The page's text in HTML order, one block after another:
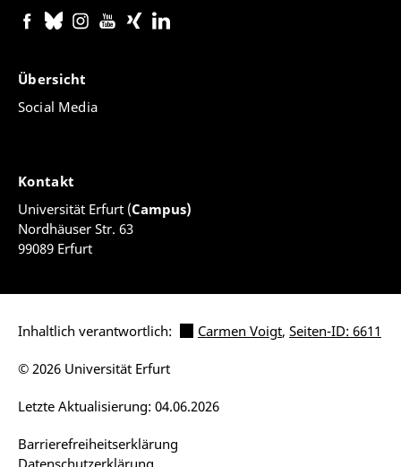
Übersicht
Social Media
Kontakt
Universität Erfurt (Campus)
Nordhäuser Str. 63
99089 Erfurt
Inhaltlich verantwortlich: Carmen Voigt, Seiten-ID: 6611
Barrierefreiheitserklärung
Datenschutzerklärung
Letzte Aktualisierung: 04.06.2026
© 2026 Universität Erfurt